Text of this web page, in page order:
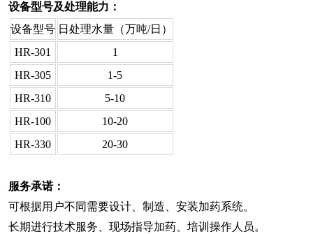
设备型号及处理能力：
设备型号 日处理水量（万吨/日）
HR-301
1
HR-305
1-5
HR-310
5-10
HR-100
10-20
HR-330
20-30
服务承诺：
可根据用户不同需要设计、制造、安装加药系统。
长期进行技术服务、现场指导加药、培训操作人员。